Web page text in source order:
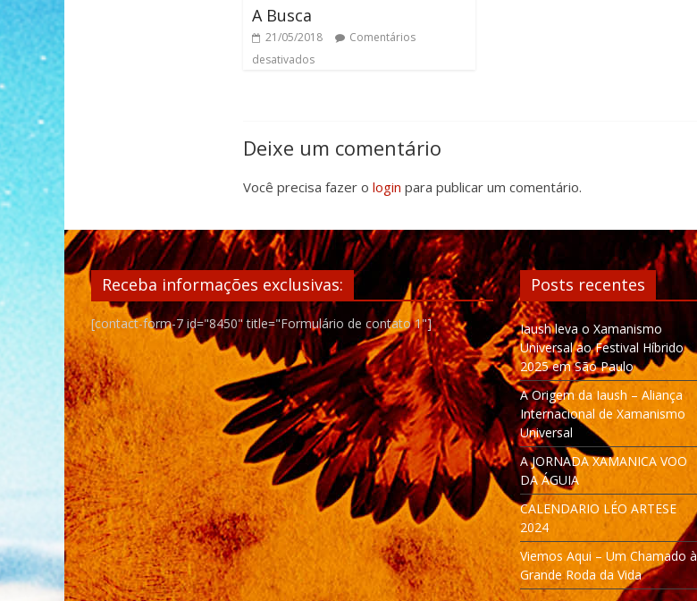
A Busca
21/05/2018
Comentários
desativados
Deixe um comentário
Você precisa fazer o login para publicar um comentário.
Receba informações exclusivas:
[contact-form-7 id="8450" title="Formulário de contato 1"]
Posts recentes
Iaush leva o Xamanismo
Universal ao Festival Híbrido
2025 em São Paulo
A Origem da Iaush – Aliança
Internacional de Xamanismo
Universal
A JORNADA XAMANICA VOO
DA ÁGUIA
CALENDARIO LÉO ARTESE
2024
Viemos Aqui – Um Chamado à
Grande Roda da Vida